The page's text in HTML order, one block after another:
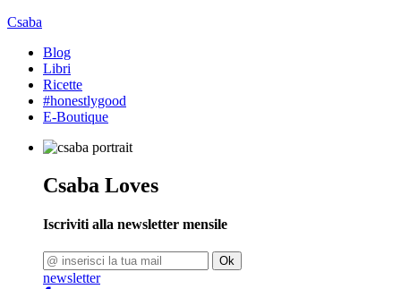
Csaba
Blog
Libri
Ricette
#honestlygood
E-Boutique
Csaba Loves
Iscriviti alla newsletter mensile
Ok
newsletter